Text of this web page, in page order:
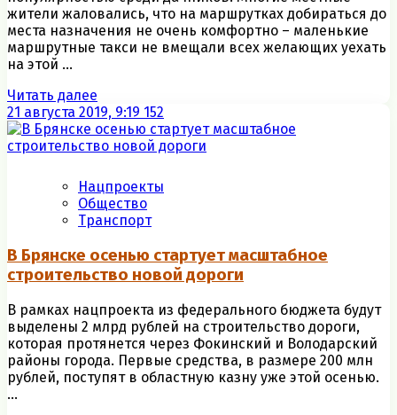
жители жаловались, что на маршрутках добираться до
места назначения не очень комфортно – маленькие
маршрутные такси не вмещали всех желающих уехать
на этой ...
Читать далее
21 августа 2019, 9:19 152
Нацпроекты
Общество
Транспорт
В Брянске осенью стартует масштабное
строительство новой дороги
В рамках нацпроекта из федерального бюджета будут
выделены 2 млрд рублей на строительство дороги,
которая протянется через Фокинский и Володарский
районы города. Первые средства, в размере 200 млн
рублей, поступят в областную казну уже этой осенью.
...